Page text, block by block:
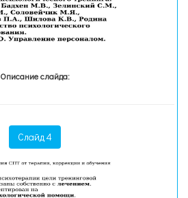
Описание слайда:
Слайд 4